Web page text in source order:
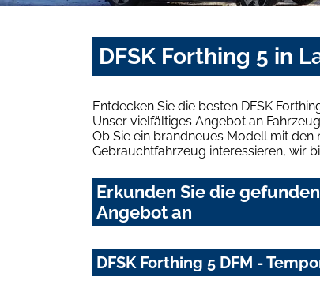
DFSK Forthing 5 in
Entdecken Sie die besten DFSK
Unser vielfältiges Angebot an
Ob Sie ein brandneues Modell mit
Gebrauchtfahrzeug interessieren, wir
Erkunden Sie die
Angebot an
DFSK Forthing 5 DFM -